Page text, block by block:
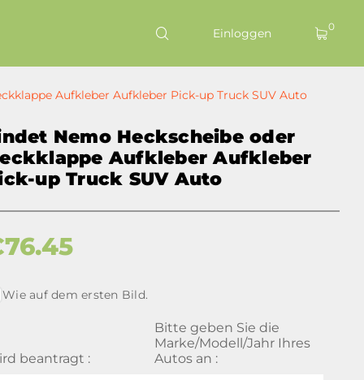
Einloggen 0
Aufkleber Aufkleber Pick-up Truck SUV Auto
Nemo Heckscheibe oder
Aufkleber Aufkleber
up Truck SUV Auto
76.45
Wie auf dem ersten Bild.
beantragt :
Bitte geben Sie die
Marke/Modell/Jahr Ihres
Autos an :